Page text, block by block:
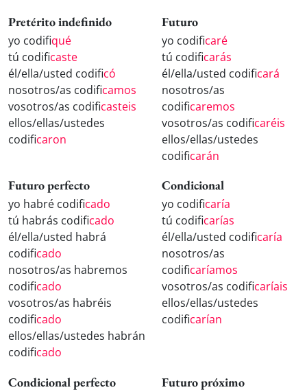
Pretérito indefinido
yo codifiqué
tú codificaste
él/ella/usted codificó
nosotros/as codificamos
vosotros/as codificasteis
ellos/ellas/ustedes
codificaron
Futuro
yo codificaré
tú codificarás
él/ella/usted codificará
nosotros/as
codificaremos
vosotros/as codificaréis
ellos/ellas/ustedes
codificarán
Futuro perfecto
yo habré codificado
tú habrás codificado
él/ella/usted habrá
codificado
nosotros/as habremos
codificado
vosotros/as habréis
codificado
ellos/ellas/ustedes habrán
codificado
Condicional
yo codificaría
tú codificarías
él/ella/usted codificaría
nosotros/as
codificaríamos
vosotros/as codificaríais
ellos/ellas/ustedes
codificarían
Condicional perfecto Futuro próximo